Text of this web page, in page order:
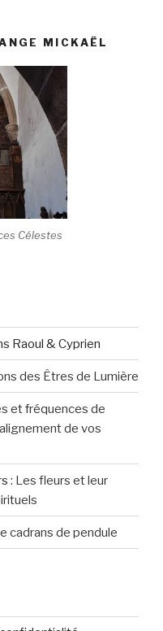
MICKAËL
Célestes
Raoul & Cyprien
des Êtres de Lumière
et fréquences de
de vos
: Les fleurs et leur
cadrans de pendule